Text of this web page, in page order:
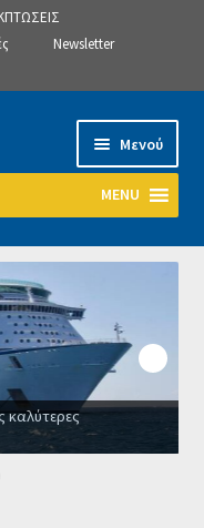
Newsletter
Μενού
MENU
καλύτερες